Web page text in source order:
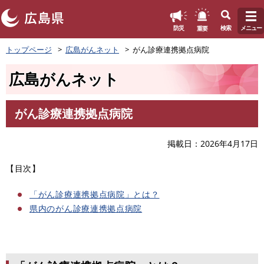
ペ
ー
頭
す
防災 重要 検索 メニュー
トップページ 広島がんネット がん診療連携拠点病院
広島がんネット
文
がん診療連携拠点病院
掲載日 2026年4月17日
【目次】
「がん診療連携拠点病院」とは？
県内のがん診療連携拠点病院